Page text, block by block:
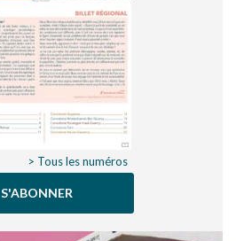
> Tous les numéros
S'ABONNER